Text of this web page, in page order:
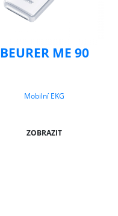
BEURER ME 90
Mobilní EKG
ZOBRAZIT